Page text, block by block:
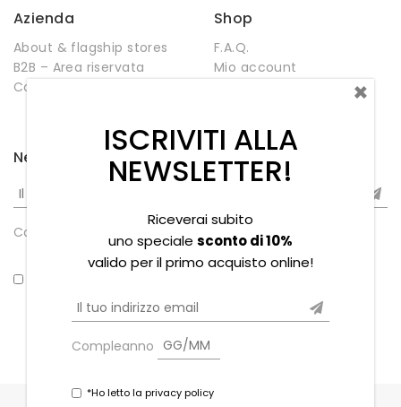
Azienda
About & flagship stores
B2B – Area riservata
Contatti
Shop
F.A.Q.
Mio account
Newsletter
Compleanno
ISCRIVITI ALLA
NEWSLETTER!
Riceverai subito
uno speciale sconto di 10%
valido per il primo acquisto online!
Compleanno
*Ho letto la privacy policy
×